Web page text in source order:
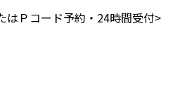
はＰコード予約・24時間受付>